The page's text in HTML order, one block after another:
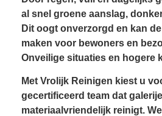
al snel groene aanslag,
Dit oogt onverzorgd en kan
maken voor bewoners en
Onveilige situaties en hogere
Met Vrolijk Reinigen kiest u
gecertificeerd team dat
materiaalvriendelijk reinigt.